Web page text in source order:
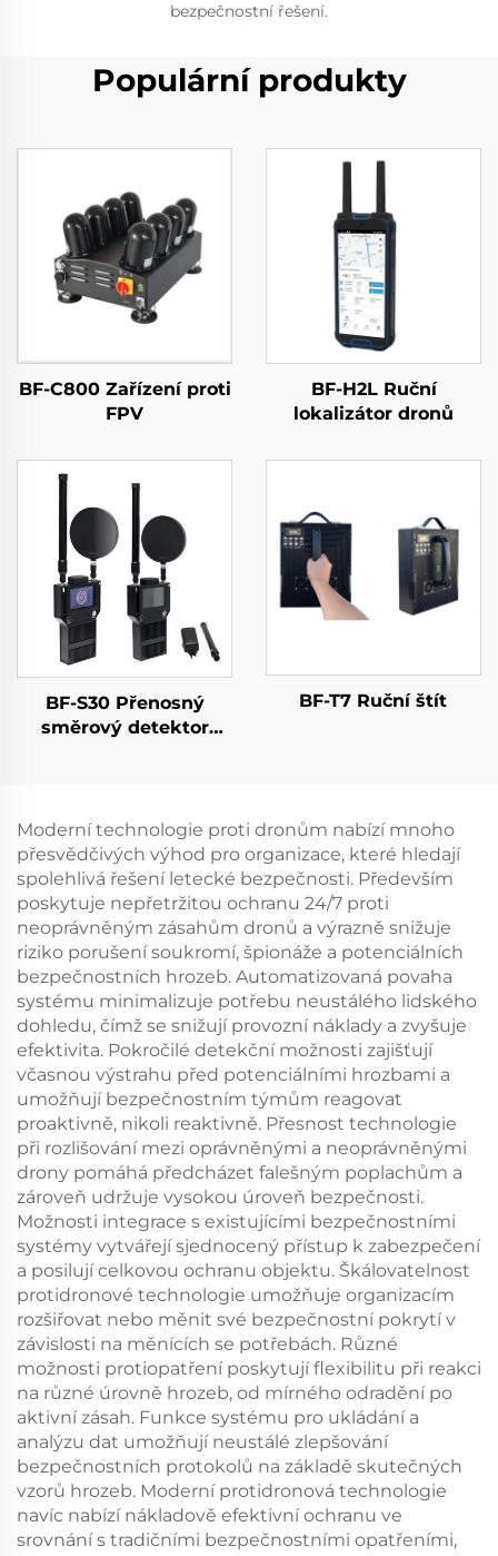
bezpečnostní řešení.
Populární produkty
BF-C800 Zařízení proti
FPV
BF-H2L Ruční
lokalizátor dronů
BF-S30 Přenosný
směrový detektor
BF-T7 Ruční štít
Moderní technologie proti dronům nabízí mnoho
přesvědčivých výhod pro organizace, které hledají
spolehlivá řešení letecké bezpečnosti. Především
poskytuje nepřetržitou ochranu 24/7 proti
neoprávněným zásahům dronů a výrazně snižuje
riziko porušení soukromí, špionáže a potenciálních
bezpečnostních hrozeb. Automatizovaná povaha
systému minimalizuje potřebu neustálého lidského
dohledu, čímž se snižují provozní náklady a zvyšuje
efektivita. Pokročilé detekční možnosti zajišťují
včasnou výstrahu před potenciálními hrozbami a
umožňují bezpečnostním týmům reagovat
proaktivně, nikoli reaktivně. Přesnost technologie
při rozlišování mezi oprávněnými a neoprávněnými
drony pomáhá předcházet falešným poplachům a
zároveň udržuje vysokou úroveň bezpečnosti.
Možnosti integrace s existujícími bezpečnostními
systémy vytvářejí sjednocený přístup k zabezpečení
a posilují celkovou ochranu objektu. Škálovatelnost
protidronové technologie umožňuje organizacím
rozšiřovat nebo měnit své bezpečnostní pokrytí v
závislosti na měnících se potřebách. Různé
možnosti protiopatření poskytují flexibilitu při reakci
na různé úrovně hrozeb, od mírného odradění po
aktivní zásah. Funkce systému pro ukládání a
analýzu dat umožňují neustálé zlepšování
bezpečnostních protokolů na základě skutečných
vzorů hrozeb. Moderní protidronová technologie
navíc nabízí nákladově efektivní ochranu ve
srovnání s tradičními bezpečnostními opatřeními,